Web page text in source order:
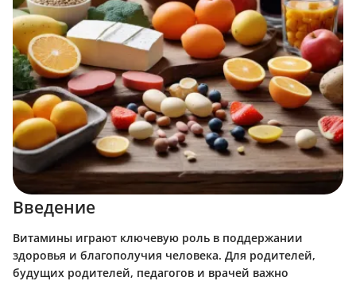
Введение
Витамины играют ключевую роль в поддержании
здоровья и благополучия человека. Для родителей,
будущих родителей, педагогов и врачей важно